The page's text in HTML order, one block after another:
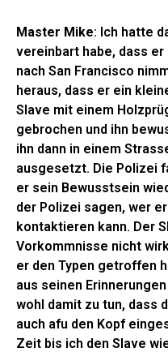
Master Mike: Ich hatte
vereinbart habe, dass
nach San Francisco
heraus, dass er ein
Slave mit einem
gebrochen und ihn
ihn dann in einem
ausgesetzt. Die Polizei
er sein Bewusstsein
der Polizei sagen, wer
kontaktieren kann. Der
Vorkommnisse nicht
er den Typen getroffen
aus seinen
wohl damit zu tun, dass
auch afu den Kopf
Zeit bis ich den Slave